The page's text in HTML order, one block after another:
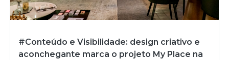
#Conteúdo e Visibilidade: design criativo e
aconchegante marca o projeto My Place na